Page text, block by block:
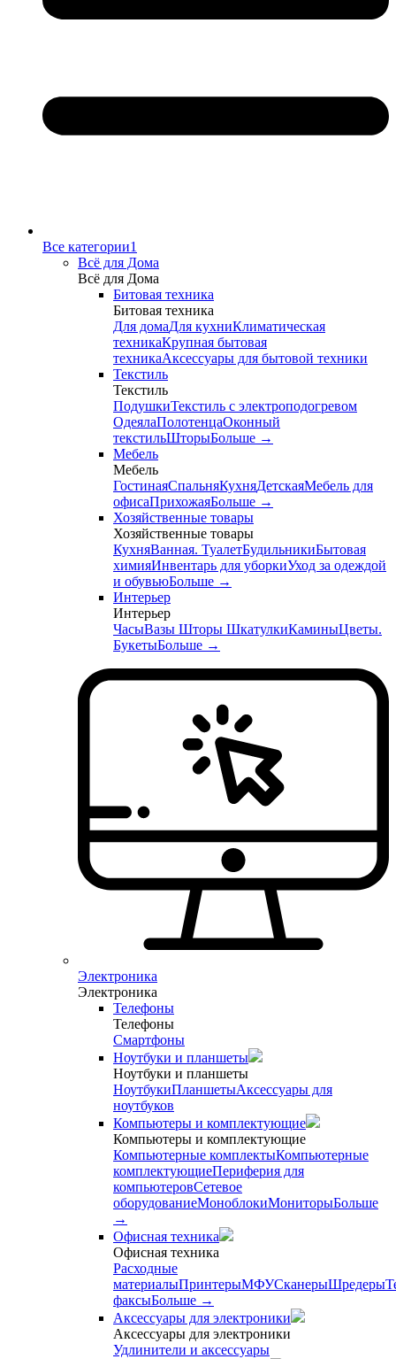
Все категории1
Всё для Дома
Всё для Дома
Битовая техника
Битовая техника
Для домаДля кухниКлиматическая
техникаКрупная бытовая
техникаАксессуары для бытовой техники
Текстиль
Текстиль
ПодушкиТекстиль с электроподогревом
ОдеялаПолотенцаОконный
текстильШторыБольше →
Мебель
Мебель
ГостинаяСпальняКухняДетскаяМебель для
офисаПрихожаяБольше →
Хозяйственные товары
Хозяйственные товары
КухняВанная. ТуалетБудильникиБытовая
химияИнвентарь для уборкиУход за одеждой
и обувьюБольше →
Интерьер
Интерьер
ЧасыВазы Шторы ШкатулкиКаминыЦветы.
БукетыБольше →
Электроника
Электроника
Телефоны
Телефоны
Смартфоны
Ноутбуки и планшеты
Ноутбуки и планшеты
НоутбукиПланшетыАксессуары для
ноутбуков
Компьютеры и комплектующие
Компьютеры и комплектующие
Компьютерные комплектыКомпьютерные
комплектующиеПериферия для
компьютеровСетевое
оборудованиеМоноблокиМониторыБольше
→
Офисная техника
Офисная техника
Расходные
материалыПринтерыМФУСканерыШредеры
факсыБольше →
Аксессуары для электроники
Аксессуары для электроники
Удлинители и аксессуары